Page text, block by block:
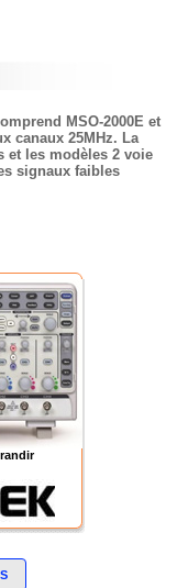
MSO-2000E et
canaux 25MHz. La
et les modèles 2 voie
signaux faibles